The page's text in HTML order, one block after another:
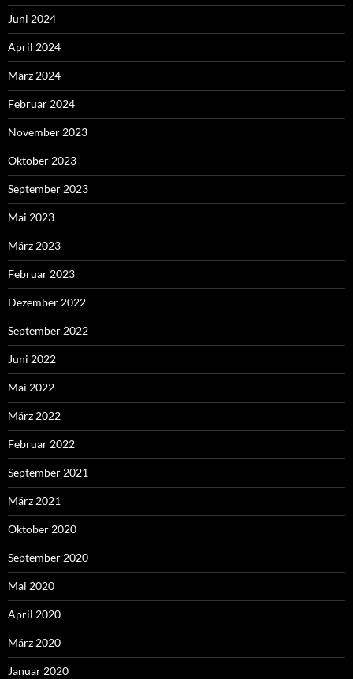
Juni 2024
April 2024
März 2024
Februar 2024
November 2023
Oktober 2023
September 2023
Mai 2023
März 2023
Februar 2023
Dezember 2022
September 2022
Juni 2022
Mai 2022
März 2022
Februar 2022
September 2021
März 2021
Oktober 2020
September 2020
Mai 2020
April 2020
März 2020
Januar 2020